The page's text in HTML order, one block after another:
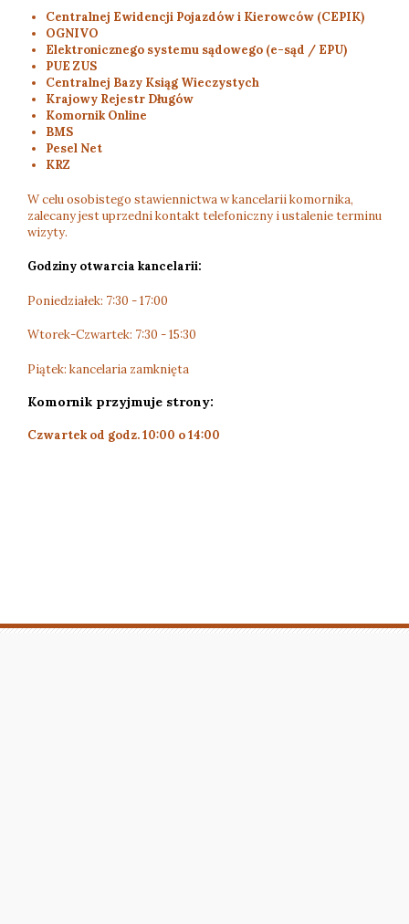
Centralnej Ewidencji Pojazdów i Kierowców (CEPIK)
OGNIVO
Elektronicznego systemu sądowego (e-sąd / EPU)
PUE ZUS
Centralnej Bazy Ksiąg Wieczystych
Krajowy Rejestr Długów
Komornik Online
BMS
Pesel Net
KRZ
W celu osobistego stawiennictwa w kancelarii komornika,
zalecany jest uprzedni kontakt telefoniczny i ustalenie terminu
wizyty.
Godziny otwarcia kancelarii:
Poniedziałek: 7:30 - 17:00
Wtorek-Czwartek: 7:30 - 15:30
Piątek: kancelaria zamknięta
Komornik przyjmuje strony:
Czwartek od godz. 10:00 o 14:00